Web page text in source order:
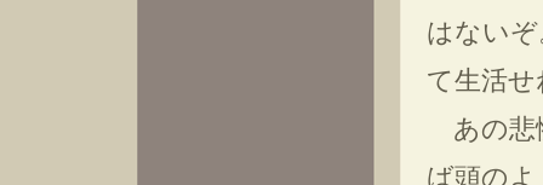
はない
て生活
あの悲
ば頭の